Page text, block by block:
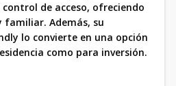
de acceso, ofreciendo
Además, su
lo convierte en una opción
como para inversión.